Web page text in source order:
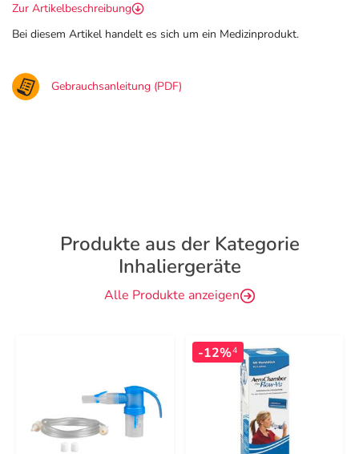
Zur Artikelbeschreibung
Bei diesem Artikel handelt es sich um ein Medizinprodukt.
Gebrauchsanleitung (PDF)
Produkte aus der Kategorie
Inhaliergeräte
Alle Produkte anzeigen
-12%4